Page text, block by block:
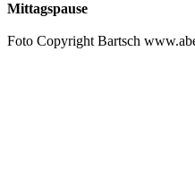
Mittagspause
Foto Copyright Bartsch